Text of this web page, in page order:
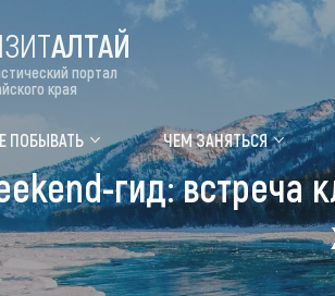
ALTAI
Где
АЛТАЙ
портал
края
ПОБЫВАТЬ ЧЕМ ЗАНЯТЬСЯ
гид: встреча